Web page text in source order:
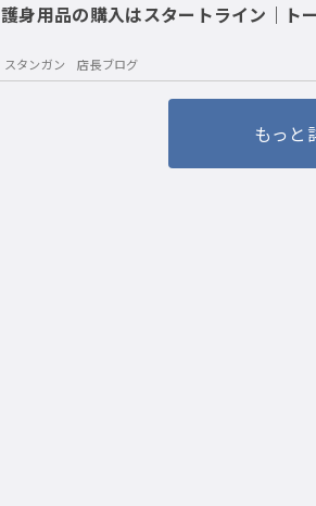
護身用品の購入はスタートライン｜ト
スタンガン 店長ブログ
もっと